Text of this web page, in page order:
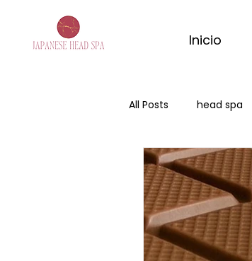
Inicio
All Posts head spa
Japanese Head
masaje de matcha